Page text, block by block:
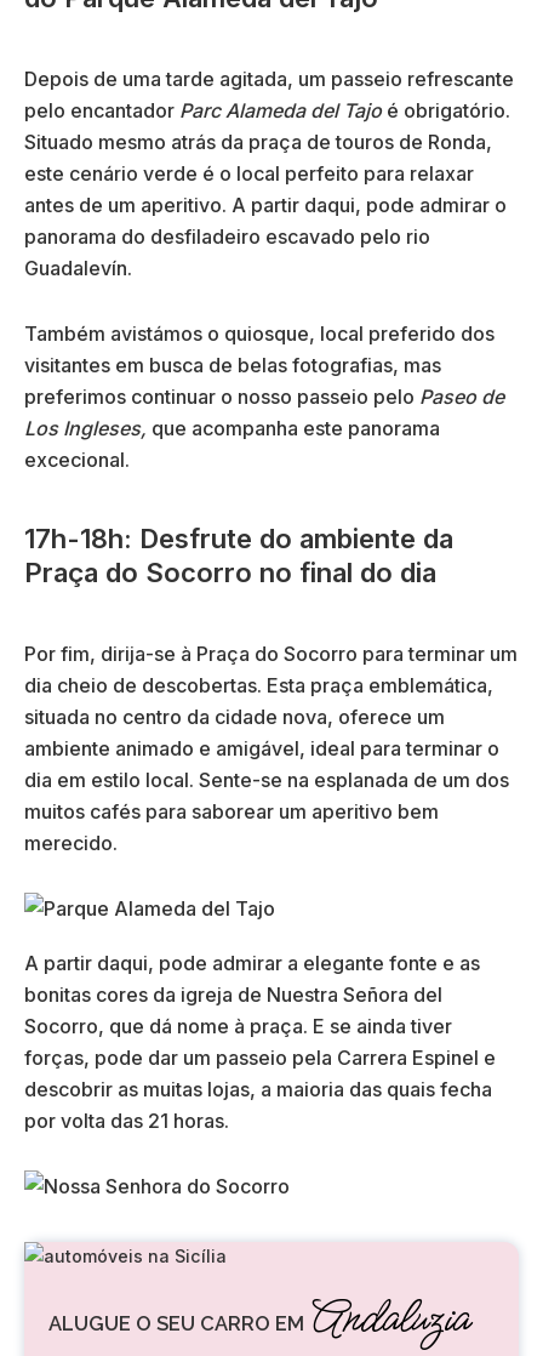
Depois de uma tarde agitada, um passeio refrescante
pelo encantador Parc Alameda del Tajoé obrigatório.
Situado mesmo atrás da praça de touros de Ronda,
este cenário verde é o local perfeito para relaxar
antes de um aperitivo. A partir daqui, pode admirar o
panorama do desfiladeiro escavado pelo rio
Guadalevín.
Também avistámos o quiosque, local preferido dos
visitantes em busca de belas fotografias, mas
preferimos continuar o nosso passeio pelo Paseo de
Los Ingleses, que acompanha este panorama
excecional.
17h-18h: Desfrute do ambiente da
Praça do Socorro no final do dia
Por fim, dirija-se à Praça do Socorro para terminar um
dia cheio de descobertas. Esta praça emblemática,
situada no centro da cidade nova, oferece um
ambiente animado e amigável, ideal para terminar o
dia em estilo local. Sente-se na esplanada de um dos
muitos cafés para saborear um aperitivo bem
merecido.
A partir daqui, pode admirar a elegante fonte e as
bonitas cores da igreja de Nuestra Señora del
Socorro, que dá nome à praça. E se ainda tiver
forças, pode dar um passeio pela Carrera Espinel e
descobrir as muitas lojas, a maioria das quais fecha
por volta das 21 horas.
ALUGUE O SEU CARRO EM Andaluzia